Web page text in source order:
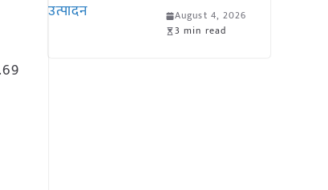
August 4, 2026
3 min read